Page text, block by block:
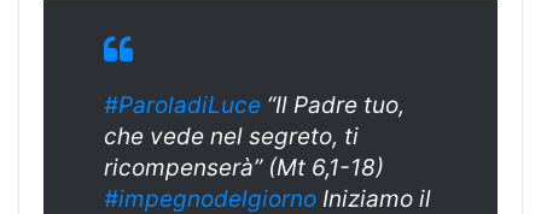
#ParoladiLuce “Il Padre tuo,
che vede nel segreto, ti
ricompenserà” (Mt 6,1-18)
#impegnodelgiorno Iniziamo il